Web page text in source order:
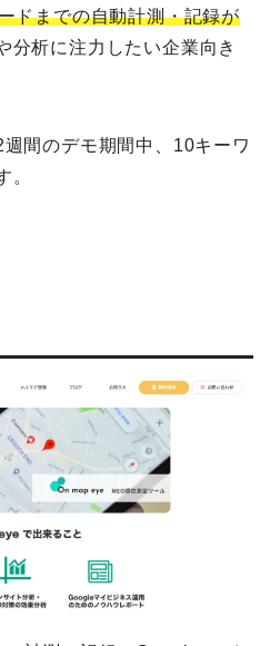
ドまでの自動計測・記録が
分析に注力したい企業向き
間のデモ期間中、10キーワ
。